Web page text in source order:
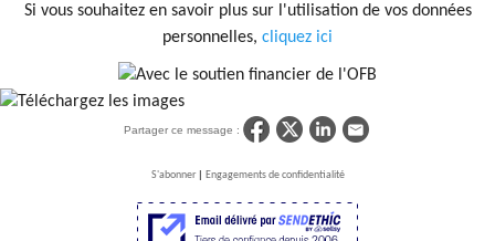
Si vous souhaitez en savoir plus sur l'utilisation de vos données
personnelles, cliquez ici
Partager ce message :
S'abonner| Engagements de confidentialité